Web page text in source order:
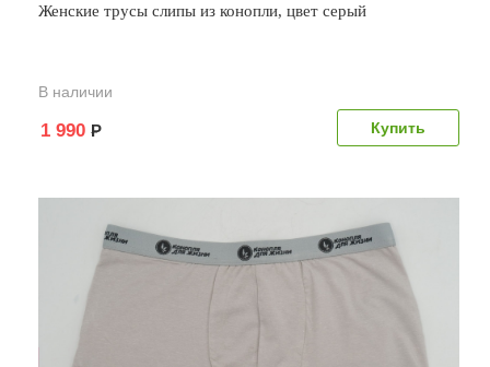
Женские трусы слипы из конопли, цвет серый
В наличии
1 990 Р